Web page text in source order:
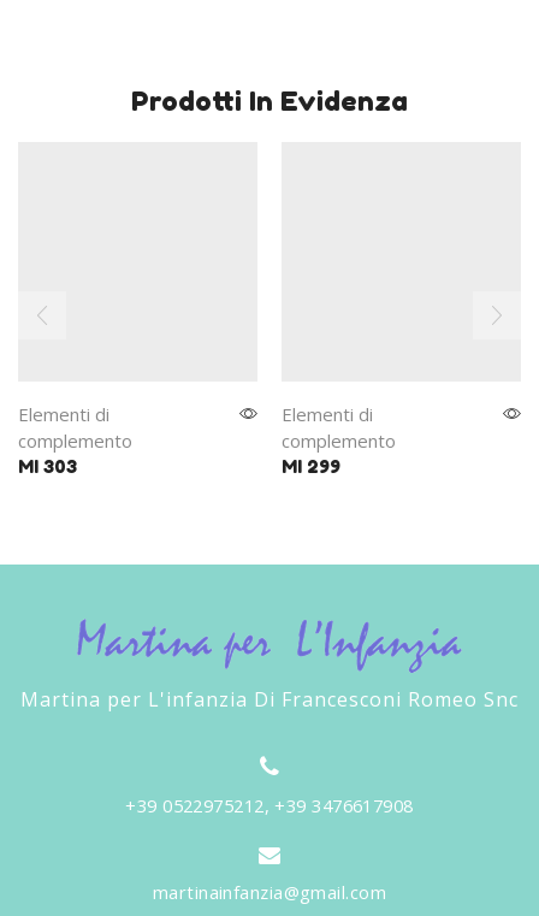
Prodotti In Evidenza
Elementi di
complemento
MI 303
Elementi di
complemento
MI 299
Martina per L'infanzia Di Francesconi Romeo Snc
+39 0522975212, +39 3476617908
martinainfanzia@gmail.com